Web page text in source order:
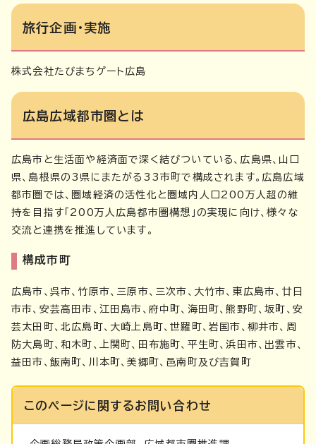
旅行企画・実施
株式会社たびまちゲート広島
広島広域都市圏とは
広島市と生活面や経済面で深く結びついている、広島県、山口
県、島根県の3県にまたがる33市町で構成されます。広島広域
都市圏では、圏域経済の活性化と圏域内人口200万人超の維
持を目指す「200万人広島都市圏構想」の実現に向け、様々な
交流と連携を推進しています。
構成市町
広島市、呉市、竹原市、三原市、三次市、大竹市、東広島市、廿日
市市、安芸高田市、江田島市、府中町、海田町、熊野町、坂町、安
芸太田町、北広島町、大崎上島町、世羅町、岩国市、柳井市、周
防大島町、和木町、上関町、田布施町、平生町、浜田市、出雲市、
益田市、飯南町、川本町、美郷町、邑南町及び吉賀町
このページに関するお問い合わせ